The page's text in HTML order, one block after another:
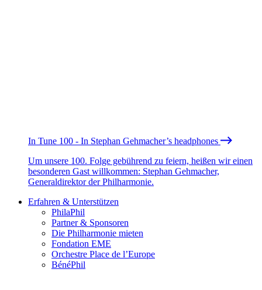
In Tune 100 - In Stephan Gehmacher’s headphones
Um unsere 100. Folge gebührend zu feiern, heißen wir einen
besonderen Gast willkommen: Stephan Gehmacher,
Generaldirektor der Philharmonie.
Erfahren & Unterstützen
PhilaPhil
Partner & Sponsoren
Die Philharmonie mieten
Fondation EME
Orchestre Place de l’Europe
BénéPhil